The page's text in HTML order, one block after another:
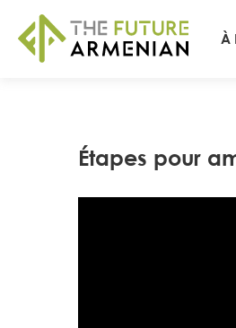
À
Étapes pour